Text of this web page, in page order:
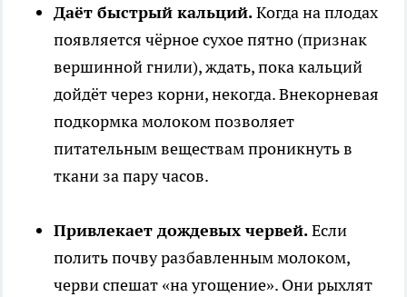
Даёт быстрый кальций.Когда на плодах
появляется чёрное сухое пятно (признак
вершинной гнили), ждать, пока кальций
дойдёт через корни, некогда. Внекорневая
подкормка молоком позволяет
питательным веществам проникнуть в
ткани за пару часов.
Привлекает дождевых червей.Если
полить почву разбавленным молоком,
черви спешат «на угощение». Они рыхлят